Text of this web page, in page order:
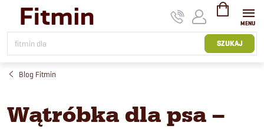
treści
SZUKAJ
KOSZYK
Blog Fitmin
Wątróbka dla psa –